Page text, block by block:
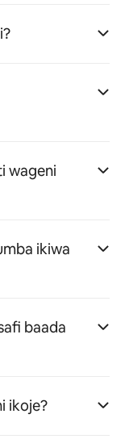
wageni
ikiwa
baada
ikoje?